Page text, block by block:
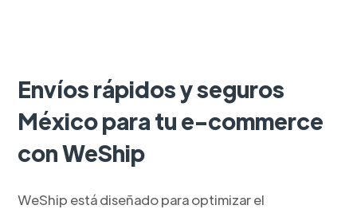
Envíos rápidos y seguros
México para tu e-commerce
con WeShip
WeShip está diseñado para optimizar el